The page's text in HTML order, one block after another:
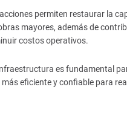
permiten restaurar la
mayores, además de
costos operativos.
es fundamental
eficiente y confiable para